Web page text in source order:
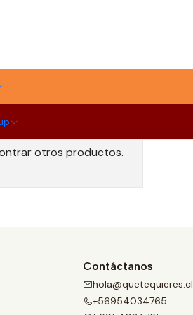
otros productos.
Contáctanos
hola@quetequieres.cl
+56954034765